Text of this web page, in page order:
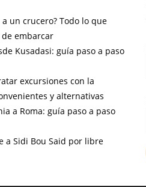
un crucero? Todo lo que
embarcar
Kusadasi: guía paso a paso
excursiones con la
y alternativas
a Roma: guía paso a paso
a Sidi Bou Said por libre